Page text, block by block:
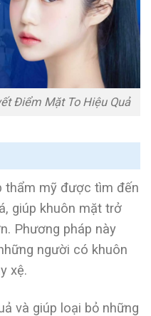
Điểm Mặt To Hiệu Quả
thẩm mỹ được tìm đến
giúp khuôn mặt trở
Phương pháp này
người có khuôn
xệ.
và giúp loại bỏ những